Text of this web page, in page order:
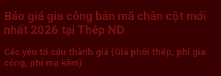
Báo giá gia công bản mã chân cột mới
nhất 2026 tại Thép ND
Các yếu tố cấu thành giá (Giá phôi thép, phí gia
công, phí mạ kẽm)